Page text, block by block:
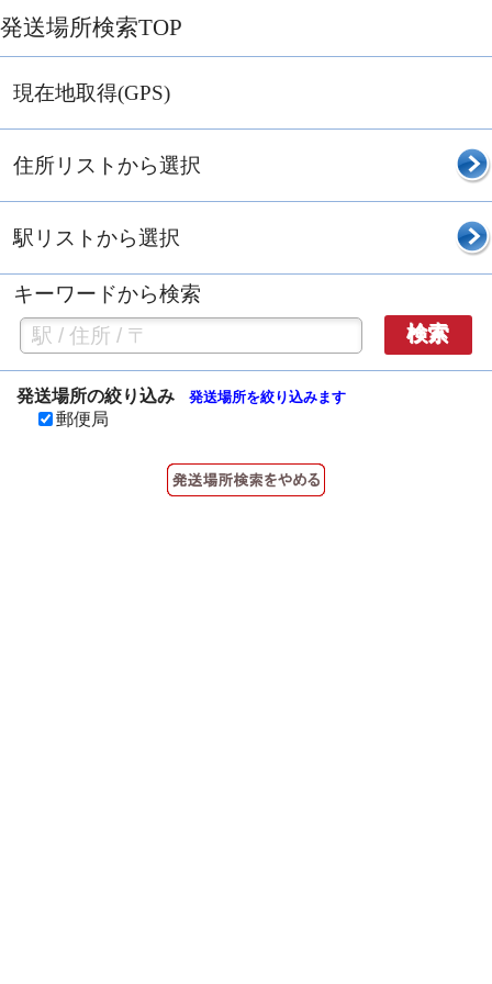
発送場所検索TOP
現在地取得(GPS)
住所リストから選択
駅リストから選択
キーワードから検索
検索
発送場所の絞り込み 発送場所を絞り込みます
郵便局